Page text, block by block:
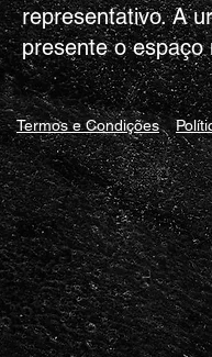
representativo. A
presente o espaço
Termos e Condições